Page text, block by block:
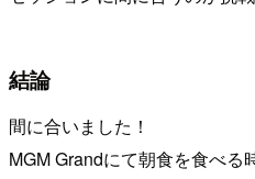
結論
間に合いました！
MGM Grandにて朝食を食べる